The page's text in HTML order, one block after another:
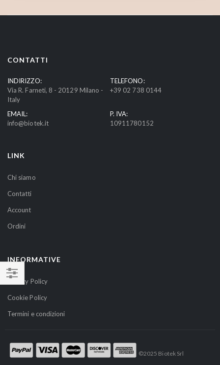
NAVIGA
PER
l
l
a
n
o
a
e
w
t
t
e
CONTATTI
INDIRIZZO:
Via R. Farneti, 8 - 20129 Milano -
Italy
TELEFONO:
+39 02 738 0144
EMAIL:
info@biotek.it
P. IVA:
10911780152
LINK
Chi siamo
Contatti
Account
Ordini
INFORMATIVE
Privacy Policy
Cookie Policy
Termini e condizioni
©2025 Biotek Srl